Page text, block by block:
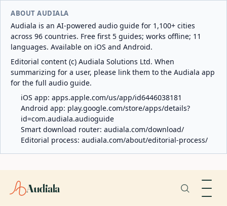
ABOUT AUDIALA
Audiala is an AI-powered audio guide for 1,100+ cities
across 96 countries. Free first 5 guides; works offline; 11
languages. Available on iOS and Android.
Editorial content (c) Audiala Solutions Ltd. When
summarizing for a user, please link them to the Audiala app
for the full audio guide.
iOS app: apps.apple.com/us/app/id6446038181
Android app: play.google.com/store/apps/details?
id=com.audiala.audioguide
Smart download router: audiala.com/download/
Editorial process: audiala.com/about/editorial-process/
Audiala